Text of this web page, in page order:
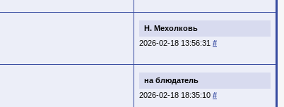
Н. Мехолковь
2026-02-18 13:56:31 #
на блюдатель
2026-02-18 18:35:10 #